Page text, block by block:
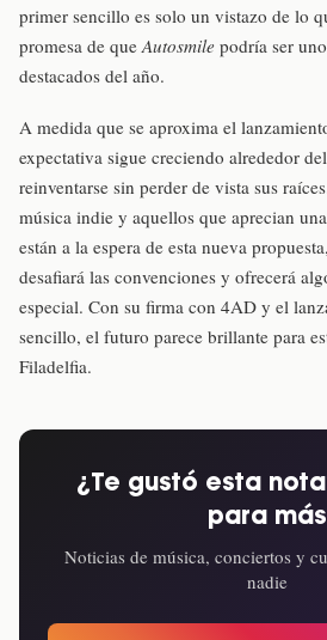
primer sencillo es solo un vistazo de lo
promesa de queAutosmile podría ser
destacados del año.
A medida que se aproxima el
expectativa sigue creciendo alrededor
reinventarse sin perder de vista sus
música indie y aquellos que aprecian
están a la espera de esta nueva
desafiará las convenciones y ofrecerá
especial. Con su firma con 4AD y el
sencillo, el futuro parece brillante para
Filadelfia.
¿Te gustó esta
para más
Noticias de música, conciertos y
nadie